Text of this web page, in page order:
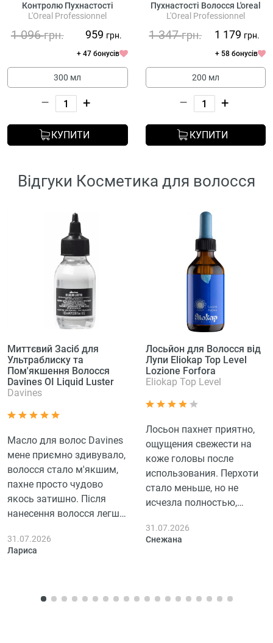
Контролю Пухнастості
Волосся L'oreal Professionnel
Sleek Professional Shampoo
L'Oreal Professionnel
1 096грн. 959 грн.
+ 47 бонусів
300 мл
– +
КУПИТИ
Пухнастості Волосся L'oreal
Professionnel Serie Expert
Transformer
L'Oreal Professionnel
1 347грн. 1 179 грн.
+ 58 бонусів
200 мл
– +
КУПИТИ
Відгуки Косметика для волосся
Миттєвий Засіб для
Ультраблиску та
Пом'якшення Волосся
Davines OI Liquid Luster
Davines
Масло для волос Davines
мене приємно здивувало,
волосся стало м'якшим,
пахне просто чудово
якось затишно. Після
нанесення волосся легше
більш гладке, хоча на
пухнастість особливо не
що волосся виглядає
31.07.2026
Лариса
Лосьйон для Волосся від
Лупи Eliokap Top Level
Lozione Forfora
Eliokap Top Level
Лосьон пахнет приятно,
ощущения свежести на
коже головы после
использования. Перхоти
стало меньше, но не
исчезла полностью,
31.07.2026
Снежана